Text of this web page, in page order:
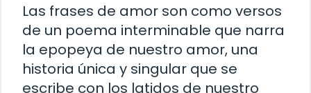
Las frases de amor son como versos
de un poema interminable que narra
la epopeya de nuestro amor, una
historia única y singular que se
escribe con los latidos de nuestro